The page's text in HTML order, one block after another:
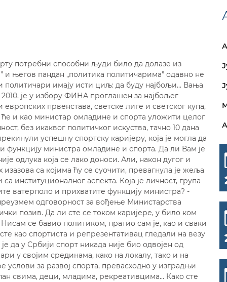
потребни способни људи било да долазе из
и његов пандан „политика политичарима” одавно не
политичари имају исти циљ: да буду најбољи... Вања
је у избору ФИНА проглашен за најбољег
првенстава, светске лиге и светског купа,
и као министар омладине и спорта уложити целог
без икаквог политичког искуства, тачно 10 дана
успешну спортску каријеру, која је могла да
функцију министра омладине и спорта. Да ли Вам је
одлука која се лако доноси. Али, након дугог и
са којима ћу се суочити, превагнула је жеља
институционалног аспекта. Која је личност, група
ватерполо и прихватите функцију министра? -
одговорност за вођење Министарства
позив. Да ли сте се током каријере, у било ком
се бавио политиком, пратио сам је, као и сваки
као спортиста и репрезентативац гледали на везу
да у Србији спорт никада није био одвојен од
у својим срединама, како на локалу, тако и на
за развој спорта, превасходно у изградњи
свима, деци, младима, рекреативцима... Како сте